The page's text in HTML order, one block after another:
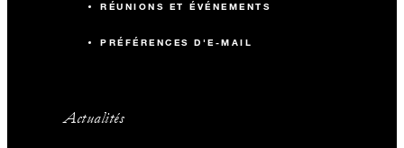
RÉUNIONS ET ÉVÉNEMENTS
PRÉFÉRENCES D'E-MAIL
Actualités